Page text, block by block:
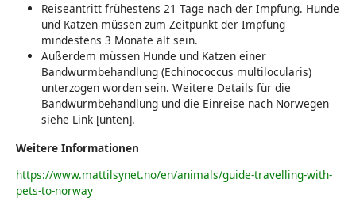
Reiseantritt frühestens 21 Tage nach der Impfung. Hunde
und Katzen müssen zum Zeitpunkt der Impfung
mindestens 3 Monate alt sein.
Außerdem müssen Hunde und Katzen einer
Bandwurmbehandlung (Echinococcus multilocularis)
unterzogen worden sein. Weitere Details für die
Bandwurmbehandlung und die Einreise nach Norwegen
siehe Link [unten].
Weitere Informationen
https://www.mattilsynet.no/en/animals/guide-travelling-with-
pets-to-norway